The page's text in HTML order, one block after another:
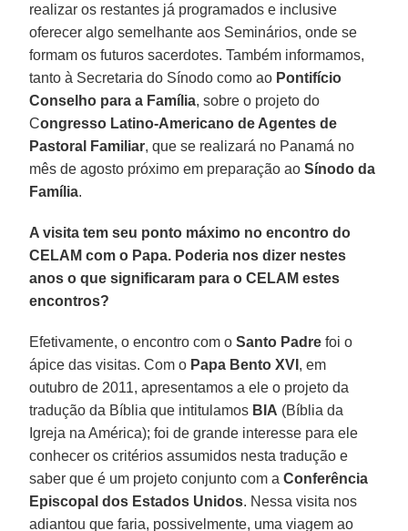
realizar os restantes já programados e inclusive
oferecer algo semelhante aos Seminários, onde se
formam os futuros sacerdotes. Também informamos,
tanto à Secretaria do Sínodo como ao Pontifício
Conselho para a Família, sobre o projeto do
Congresso Latino-Americano de Agentes de
Pastoral Familiar, que se realizará no Panamá no
mês de agosto próximo em preparação aoSínodo da
Família.
A visita tem seu ponto máximo no encontro do
CELAM com o Papa. Poderia nos dizer nestes
anos o que significaram para o CELAM estes
encontros?
Efetivamente, o encontro com oSanto Padre foi o
ápice das visitas. Com o Papa Bento XVI , em
outubro de 2011, apresentamos a ele o projeto da
tradução da Bíblia que intitulamos BIA (Bíblia da
Igreja na América); foi de grande interesse para ele
conhecer os critérios assumidos nesta tradução e
saber que é um projeto conjunto com aConferência
Episcopal dos Estados Unidos. Nessa visita nos
adiantou que faria, possivelmente, uma viagem ao